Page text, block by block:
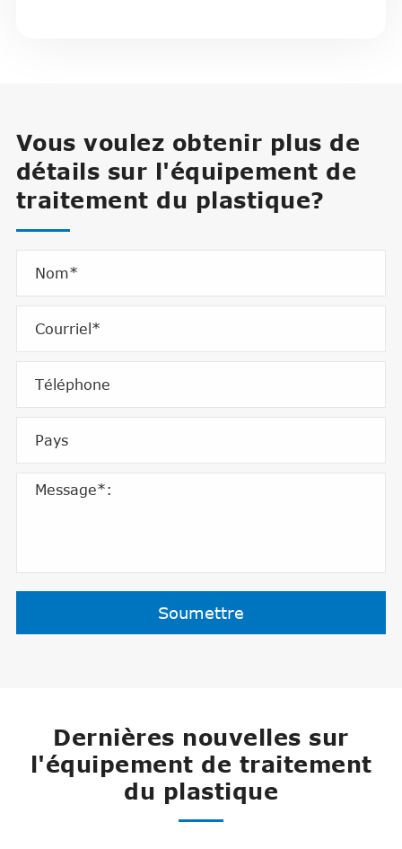
Vous voulez obtenir plus de
détails sur l'équipement de
traitement du plastique?
Soumettre
Dernières nouvelles sur
l'équipement de traitement
du plastique